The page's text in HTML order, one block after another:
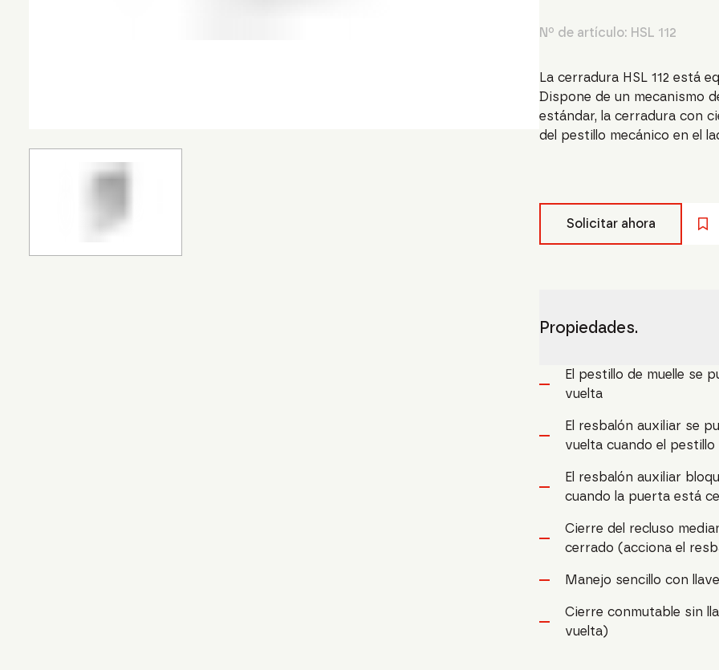
Nº de artículo: HSL 112
La cerradura HSL 112 está
Dispone de un mecanismo
estándar, la cerradura con
del pestillo mecánico en el
Solicitar ahora
Propiedades.
El pestillo de muelle se
vuelta
El resbalón auxiliar se
vuelta cuando el
El resbalón auxiliar
cuando la puerta está
Cierre del recluso
cerrado (acciona el
Manejo sencillo con
Cierre conmutable sin
vuelta)